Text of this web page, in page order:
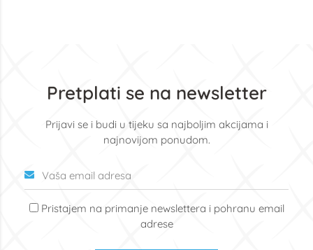
Pretplati se na newsletter
Prijavi se i budi u tijeku sa najboljim akcijama i
najnovijom ponudom.
Pristajem na primanje newslettera i pohranu email
adrese